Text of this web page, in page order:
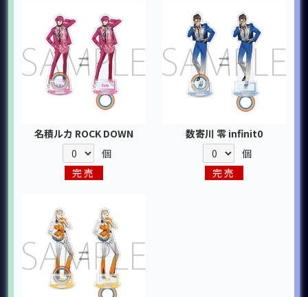
名積ルカ ROCK DOWN
個
完売
数寄川 零 infinit0
個
完売